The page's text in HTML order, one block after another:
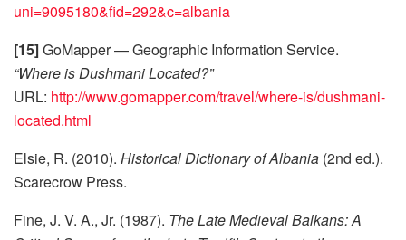
uni=9095180&fid=292&c=albania
[15]GoMapper — Geographic Information Service.
“Where is Dushmani Located?”
URL: http://www.gomapper.com/travel/where-is/dushmani-
located.html
Elsie, R. (2010). Historical Dictionary of Albania (2nd ed.).
Scarecrow Press.
Fine, J. V. A., Jr. (1987). The Late Medieval Balkans: A